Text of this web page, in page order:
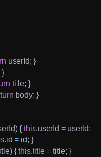
userId; }
}
title; }
body; }
) { this.userId = userId;
.id = id; }
) { this.title = title; }